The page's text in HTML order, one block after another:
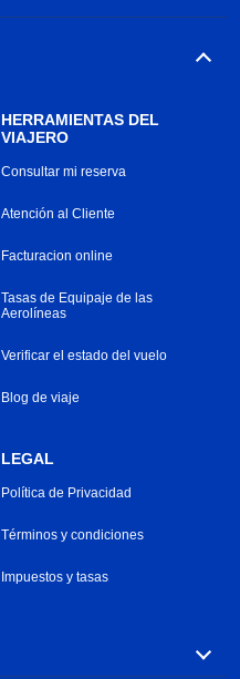
HERRAMIENTAS DEL
VIAJERO
Consultar mi reserva
Atención al Cliente
Facturacion online
Tasas de Equipaje de las
Aerolíneas
Verificar el estado del vuelo
Blog de viaje
LEGAL
Política de Privacidad
Términos y condiciones
Impuestos y tasas